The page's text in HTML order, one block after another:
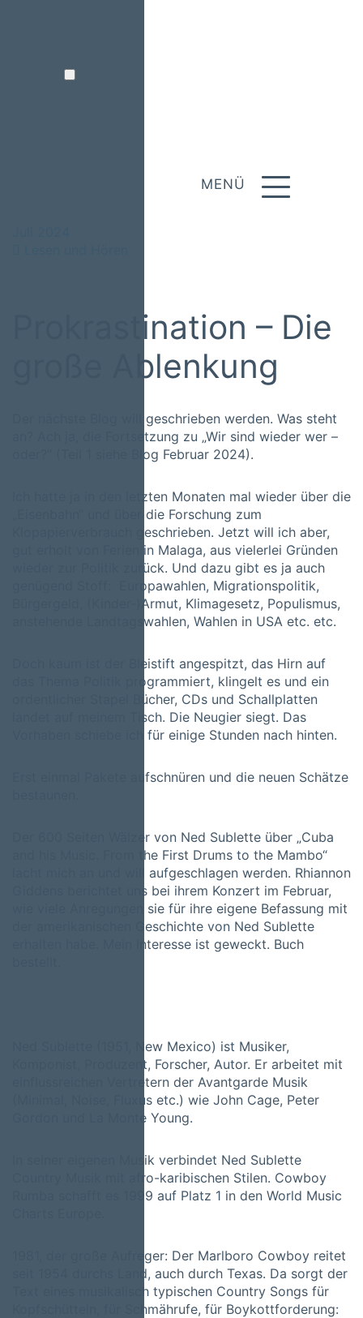
MENÜ
Prokrastination – Die
große Ablenkung
Der nächste Blog will geschrieben werden. Was steht
an? Ach ja, die Fortsetzung zu „Wir sind wieder wer –
oder?“ (Teil 1 siehe Blog Februar 2024).
Ich hatte ja in den letzten Monaten mal wieder über die
„Eisenbahn“ und über die Forschung zum
Klopapierverbrauch geschrieben. Jetzt will ich aber,
gut erholt von Ferien in Malaga, aus vielerlei Gründen
wieder zur Politik zurück. Und dazu gibt es ja auch
genügend Stoff: Europawahlen, Migrationspolitik,
Bürgergeld, (Kinder-)Armut, Klimagesetz, Populismus,
anstehende Landtagswahlen, Wahlen in USA etc. etc.
Doch kaum ist der Bleistift angespitzt, das Hirn auf
das Thema Politik programmiert, klingelt es und ein
ordentlicher Stapel Bücher, CDs und Schallplatten
landet auf meinem Tisch. Die Neugier siegt. Das
Vorhaben schiebe ich für einige Stunden nach hinten.
Erst einmal Pakete aufschnüren und die neuen Schätze
Der 600 Seiten Wälzer von Ned Sublette über „Cuba
and his Music. From the First Drums to the Mambo“
lacht mich an und will aufgeschlagen werden. Rhiannon
Giddens berichtet uns bei ihrem Konzert im Februar,
wie viele Anregungen sie für ihre eigene Befassung mit
der amerikanischen Geschichte von Ned Sublette
erhalten habe. Mein Interesse ist geweckt. Buch
Ned Sublette (1951, New Mexico) ist Musiker,
Komponist, Produzent, Forscher, Autor. Er arbeitet mit
einflussreichen Vertretern der Avantgarde Musik
(Minimal, Noise, Fluxus etc.) wie John Cage, Peter
Gordon und La Monte Young.
In seiner eigenen Musik verbindet Ned Sublette
Country Musik mit afro-karibischen Stilen. Cowboy
Rumba schafft es 1999 auf Platz 1 in den World Music
1981, der große Aufreger: Der Marlboro Cowboy reitet
seit 1954 durchs Land, auch durch Texas. Da sorgt der
Text eines musikalisch typischen Country Songs für
Kopfschütteln, für Schmährufe, für Boykottforderung: